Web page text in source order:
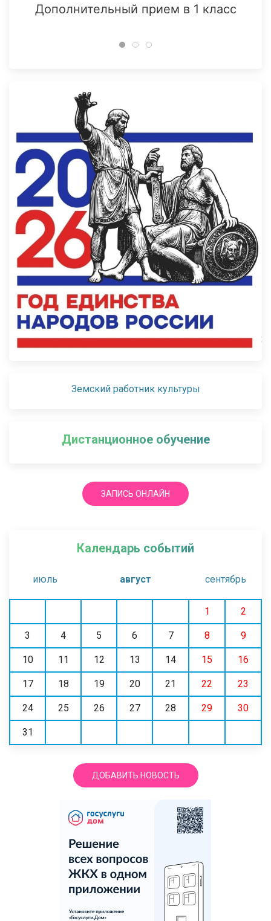
Дополнительный прием в 1 класс
Земский работник культуры
Дистанционное обучение
ЗАПИСЬ ОНЛАЙН
Календарь событий
июль август сентябрь
1 2
3 4 5 6 7 8 9
10 11 12 13 14 15 16
17 18 19 20 21 22 23
24 25 26 27 28 29 30
31
ДОБАВИТЬ НОВОСТЬ